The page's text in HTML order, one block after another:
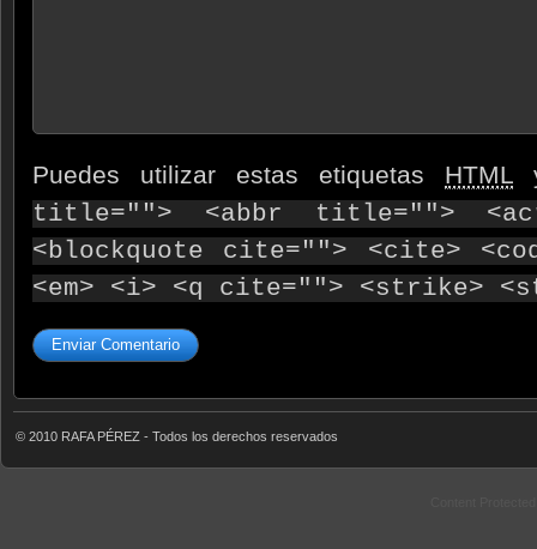
Puedes utilizar estas etiquetas HTML
title=""> <abbr title="">
<blockquote cite=""> <cite>
<em> <i> <q cite=""> <strike>
© 2010 RAFA PÉREZ - Todos los derechos reservados